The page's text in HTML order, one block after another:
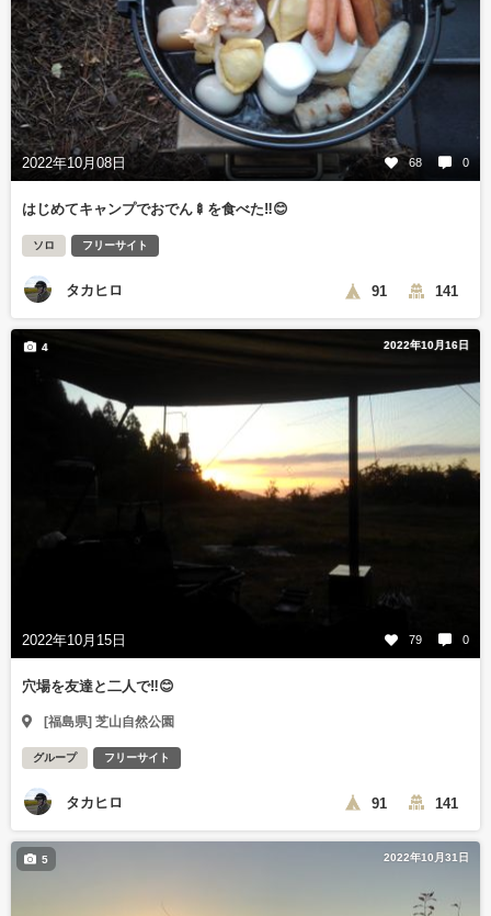
2022年10月08日 68 0
はじめてキャンプでおでん🍢を食べた‼️😊
ソロ フリーサイト
タカヒロ 91 141
2022年10月16日
2022年10月15日 79 0
4
穴場を友達と二人で‼️😊
[福島県] 芝山自然公園
グループ フリーサイト
タカヒロ 91 141
2022年10月31日
5